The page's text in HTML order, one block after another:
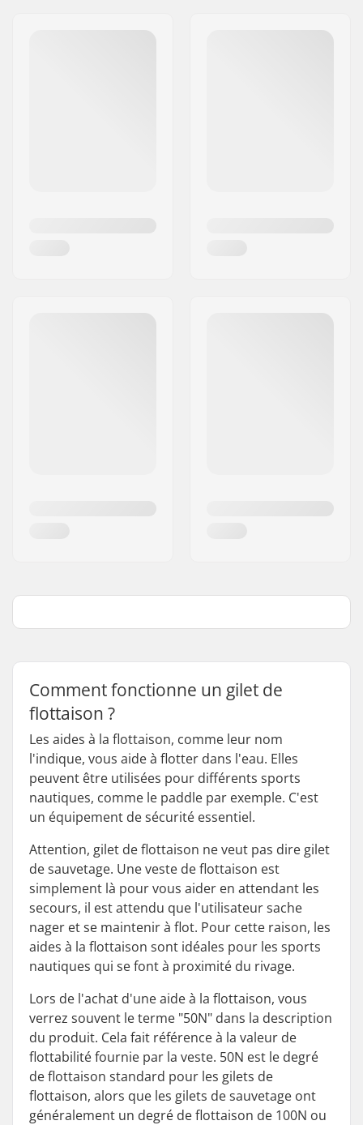
Comment fonctionne un gilet de
flottaison ?
Les aides à la flottaison, comme leur nom
l'indique, vous aide à flotter dans l'eau. Elles
peuvent être utilisées pour différents sports
nautiques, comme le paddle par exemple. C'est
un équipement de sécurité essentiel.
Attention, gilet de flottaison ne veut pas dire gilet
de sauvetage. Une veste de flottaison est
simplement là pour vous aider en attendant les
secours, il est attendu que l'utilisateur sache
nager et se maintenir à flot. Pour cette raison, les
aides à la flottaison sont idéales pour les sports
nautiques qui se font à proximité du rivage.
Lors de l'achat d'une aide à la flottaison, vous
verrez souvent le terme "50N" dans la description
du produit. Cela fait référence à la valeur de
flottabilité fournie par la veste. 50N est le degré
de flottaison standard pour les gilets de
flottaison, alors que les gilets de sauvetage ont
généralement un degré de flottaison de 100N ou